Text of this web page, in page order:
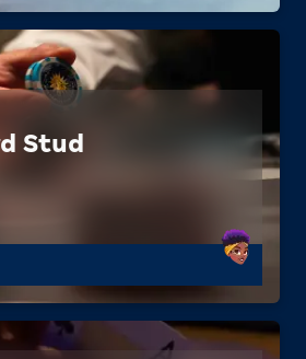
Stud